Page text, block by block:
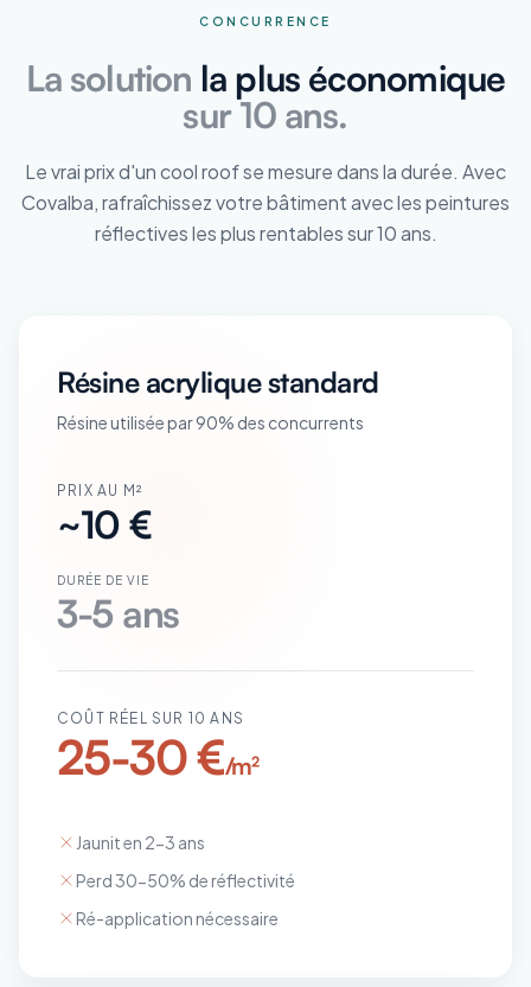
CONCURRENCE
La solution la plus économique
sur 10 ans.
Le vrai prix d'un cool roof se mesure dans la durée. Avec
Covalba, rafraîchissez votre bâtiment avec les peintures
réflectives les plus rentables sur 10 ans.
Résine acrylique standard
Résine utilisée par 90% des concurrents
PRIX AU M²
~10 €
DURÉE DE VIE
3-5 ans
COÛT RÉEL SUR 10 ANS
25-30 €/m²
Jaunit en 2-3 ans
Perd 30-50% de réflectivité
Ré-application nécessaire